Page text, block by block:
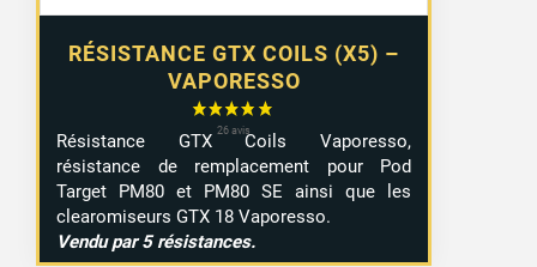
2 avis
RÉSISTANCE GTX COILS (X5) –
VAPORESSO
Résistance GTX Coils Vaporesso,
résistance de remplacement pour Pod
Target PM80 et PM80 SE ainsi que les
clearomiseurs GTX 18 Vaporesso.
Vendu par 5 résistances.